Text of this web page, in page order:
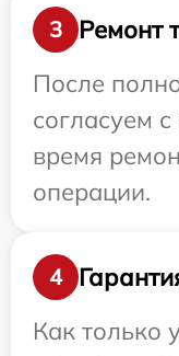
3
Ремонт
После
согласуем
время
операции.
4
Как только